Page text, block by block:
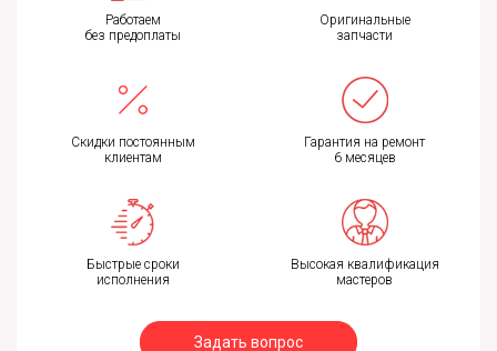
Работаем
без предоплаты
Оригинальные
запчасти
Скидки постоянным
клиентам
Гарантия на ремонт
6 месяцев
Быстрые сроки
исполнения
Высокая квалификация
мастеров
Задать вопрос